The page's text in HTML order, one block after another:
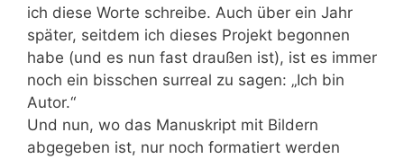
ich diese Worte schreibe. Auch über ein Jahr
später, seitdem ich dieses Projekt begonnen
habe (und es nun fast draußen ist), ist es immer
noch ein bisschen surreal zu sagen: „Ich bin
Autor.“
Und nun, wo das Manuskript mit Bildern
abgegeben ist, nur noch formatiert werden